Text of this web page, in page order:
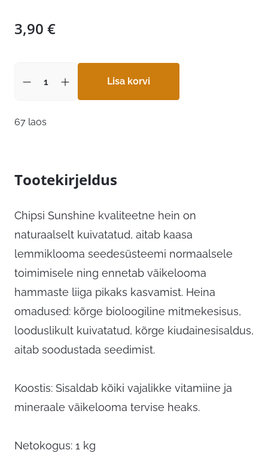
3,90 €
Lisa korvi
67 laos
Tootekirjeldus
Chipsi Sunshine kvaliteetne hein on
naturaalselt kuivatatud, aitab kaasa
lemmiklooma seedesüsteemi normaalsele
toimimisele ning ennetab väikelooma
hammaste liiga pikaks kasvamist. Heina
omadused: kõrge bioloogiline mitmekesisus,
looduslikult kuivatatud, kõrge kiudainesisaldus,
aitab soodustada seedimist.
Koostis: Sisaldab kõiki vajalikke vitamiine ja
mineraale väikelooma tervise heaks.
Netokogus: 1 kg